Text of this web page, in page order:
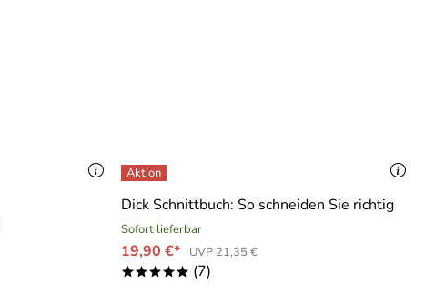
Dick Schnittbuch: So schneiden Sie richtig
Sofort lieferbar
19,90 €* UVP 21,35 €
***** (7)